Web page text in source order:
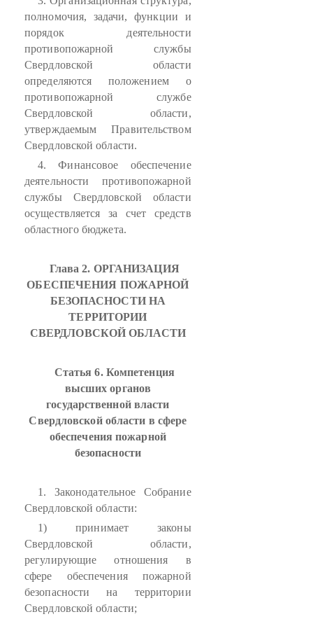
полномочия, задачи, функции и
порядок деятельности
противопожарной службы
Свердловской области
определяются положением о
противопожарной службе
Свердловской области,
утверждаемым Правительством
Свердловской области.
4. Финансовое обеспечение
деятельности противопожарной
службы Свердловской области
осуществляется за счет средств
областного бюджета.
Глава 2. ОРГАНИЗАЦИЯ
ОБЕСПЕЧЕНИЯ ПОЖАРНОЙ
БЕЗОПАСНОСТИ НА
ТЕРРИТОРИИ
СВЕРДЛОВСКОЙ ОБЛАСТИ
Статья 6. Компетенция
высших органов
государственной власти
Свердловской области в сфере
обеспечения пожарной
безопасности
1. Законодательное Собрание
Свердловской области:
1) принимает законы
Свердловской области,
регулирующие отношения в
сфере обеспечения пожарной
безопасности на территории
Свердловской области;